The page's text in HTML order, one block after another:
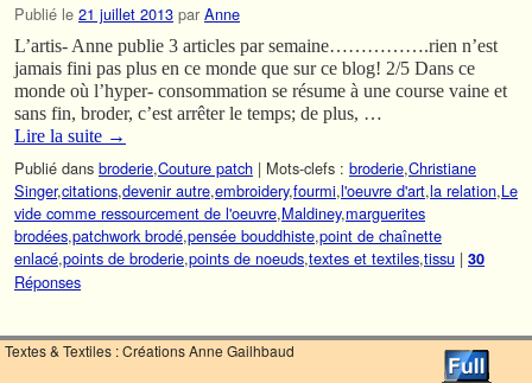
Publié le 21 juillet 2013 par Anne
L’artis- Anne publie 3 articles par semaine…………….rien n’est
jamais fini pas plus en ce monde que sur ce blog! 2/5 Dans ce
monde où l’hyper- consommation se résume à une course vaine et
sans fin, broder, c’est arrêter le temps; de plus, …
Lire la suite →
Publié dans broderie,Couture patch | Mots-clefs : broderie,Christiane
Singer,citations,devenir autre,embroidery,fourmi,l'oeuvre d'art,la relation,Le
vide comme ressourcement de l'oeuvre,Maldiney,marguerites
brodées,patchwork brodé,pensée bouddhiste,point de chaînette
enlacé,points de broderie,points de noeuds,textes et textiles,tissu | 30
Réponses
Textes & Textiles : Créations Anne Gailhbaud